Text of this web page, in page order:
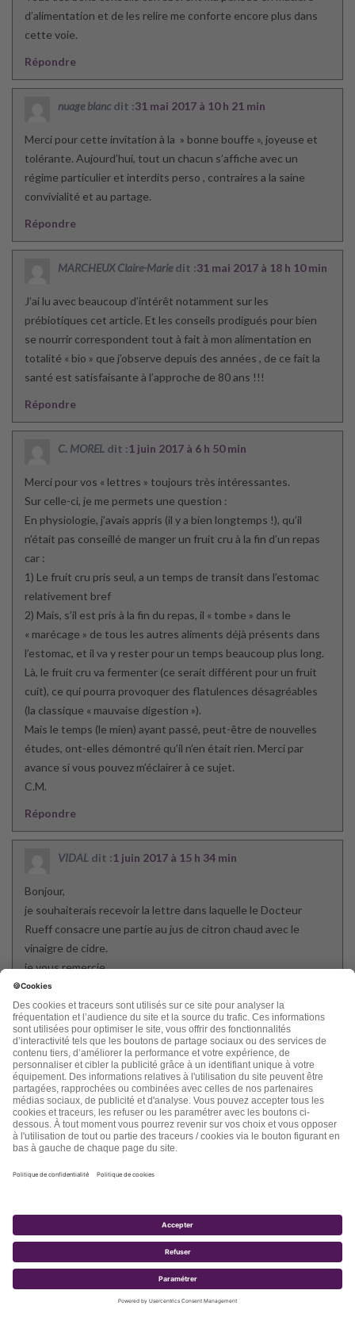
d’alimentation et de les relire me conforte encore plus dans
cette voie.
Répondre
nuage blanc dit :31 mai 2017 à 10 h 21 min
Merci pour cette invitation à la » bonne bouffe », joyeuse et
tolérante. Aujourd’hui, tout un chacun s’affiche avec un
régime particulier et interdits perso , contraires a la saine
convivialité et au partage.
Répondre
MARCHEUX Claire-Marie dit :31 mai 2017 à 18 h 10 min
J’ai lu avec beaucoup d’intérêt notamment sur les
prébiotiques cet article. Et les conseils prodigués pour bien
se nourrir correspondent tout à fait à mon alimentation en
totalité « bio » que j’observe depuis des années , de ce fait la
santé est satisfaisante à l’approche de 80 ans !!!
Répondre
C. MOREL dit :1 juin 2017 à 6 h 50 min
Merci pour vos « lettres » toujours très intéressantes.
Sur celle-ci, je me permets une question :
En physiologie, j’avais appris (il y a bien longtemps !), qu’il
n’était pas conseillé de manger un fruit cru à la fin d’un repas
car :
1) Le fruit cru pris seul, a un temps de transit dans l’estomac
relativement bref
2) Mais, s’il est pris à la fin du repas, il « tombe » dans le
« marécage » de tous les autres aliments déjà présents dans
l’estomac, et il va y rester pour un temps beaucoup plus long.
Là, le fruit cru va fermenter (ce serait différent pour un fruit
cuit), ce qui pourra provoquer des flatulences désagréables
(la classique « mauvaise digestion »).
Mais le temps (le mien) ayant passé, peut-être de nouvelles
études, ont-elles démontré qu’il n’en était rien. Merci par
avance si vous pouvez m’éclairer à ce sujet.
C.M.
Répondre
VIDAL dit :1 juin 2017 à 15 h 34 min
Bonjour,
je souhaiterais recevoir la lettre dans laquelle le Docteur
Rueff consacre une partie au jus de citron chaud avec le
vinaigre de cidre.
je vous remercie
Maryse Vidal
Répondre
Muracciole dit :9 juin 2017 à 11 h 49 min
Bonjour,
J’aimerais savoir si la levure alimentaire ou levure de bière
« nourrissent » le candidat Albicans ?
Cordialement
Répondre
DUBOIS PAULETTEdit :12 mars 2018 à 12 h 15 min
Bonjour et encore merci, car c’est avec un grand plaisir que je
dévore vos conseils et que je les applique, à chaque fois je
redécouvre les bons gestes, cela fait maintenant plus d’un an